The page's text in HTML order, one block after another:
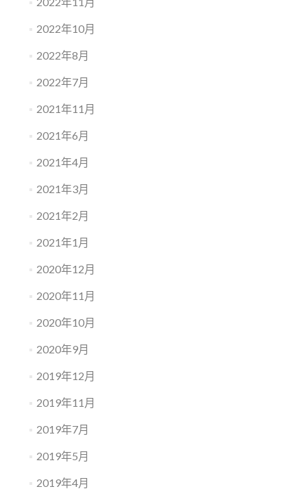
2022年10月
2022年8月
2022年7月
2021年11月
2021年6月
2021年4月
2021年3月
2021年2月
2021年1月
2020年12月
2020年11月
2020年10月
2020年9月
2019年12月
2019年11月
2019年7月
2019年5月
2019年4月